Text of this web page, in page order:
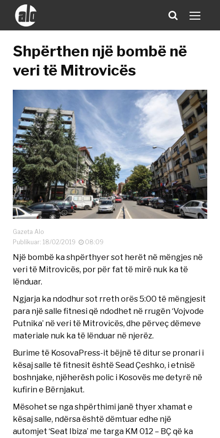
Shpërthen një bombë në
veri të Mitrovicës
Gazeta Alo
Publikuar: 18/02/2019
08:09
Një bombë ka shpërthyer sot herët në mëngjes në
veri të Mitrovicës, por për fat të mirë nuk ka të
lënduar.
Ngjarja ka ndodhur sot rreth orës 5:00 të mëngjesit
para një salle fitnesi që ndodhet në rrugën ‘Vojvode
Putnika’ në veri të Mitrovicës, dhe përveç dëmeve
materiale nuk ka të lënduar në njerëz.
Burime të KosovaPress-it bëjnë të ditur se pronari i
kësaj salle të fitnesit është Sead Çeshko, i etnisë
boshnjake, njëherësh polic i Kosovës me detyrë në
kufirin e Bërnjakut.
Mësohet se nga shpërthimi janë thyer xhamat e
kësaj salle, ndërsa është dëmtuar edhe një
automjet ‘Seat Ibiza’ me targa KM 012 – BÇ që ka